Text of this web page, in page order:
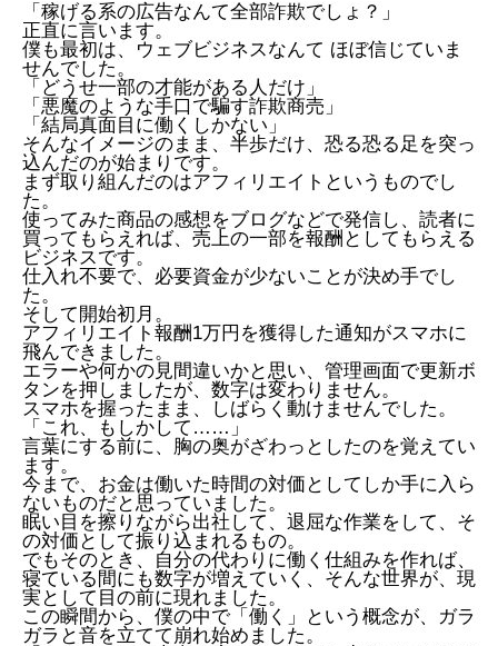
「稼げる系の広告なんて全部詐欺でしょ？」
正直に言います。
僕も最初は、ウェブビジネスなんて ほぼ信じていま
せんでした。
「どうせ一部の才能がある人だけ」
「悪魔のような手口で騙す詐欺商売」
「結局真面目に働くしかない」
そんなイメージのまま、半歩だけ、恐る恐る足を突っ
込んだのが始まりです。
まず取り組んだのはアフィリエイトというものでし
た。
使ってみた商品の感想をブログなどで発信し、読者に
買ってもらえれば、売上の一部を報酬としてもらえる
ビジネスです。
仕入れ不要で、必要資金が少ないことが決め手でし
た。
そして開始初月。
アフィリエイト報酬1万円を獲得した通知がスマホに
飛んできました。
エラーや何かの見間違いかと思い、管理画面で更新ボ
タンを押しましたが、数字は変わりません。
スマホを握ったまま、しばらく動けませんでした。
「これ、もしかして……」
言葉にする前に、胸の奥がざわっとしたのを覚えてい
ます。
今まで、お金は働いた時間の対価としてしか手に入ら
ないものだと思っていました。
眠い目を擦りながら出社して、退屈な作業をして、そ
の対価として振り込まれるもの。
でもそのとき、自分の代わりに働く仕組みを作れば、
寝ている間にも数字が増えていく、そんな世界が、現
実として目の前に現れました。
この瞬間から、僕の中で「働く」という概念が、ガラ
ガラと音を立てて崩れ始めました。